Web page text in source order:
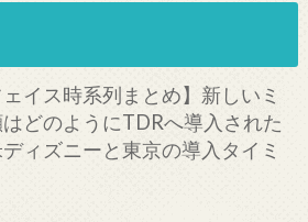
イス時系列まとめ】新しいミ
どのようにTDRへ導入された
ィズニーと東京の導入タイミ